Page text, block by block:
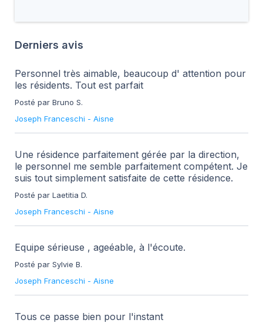
Derniers avis
Personnel très aimable, beaucoup d' attention pour
les résidents. Tout est parfait
Posté par Bruno S.
Joseph Franceschi - Aisne
Une résidence parfaitement gérée par la direction,
le personnel me semble parfaitement compétent. Je
suis tout simplement satisfaite de cette résidence.
Posté par Laetitia D.
Joseph Franceschi - Aisne
Equipe sérieuse , ageéable, à l'écoute.
Posté par Sylvie B.
Joseph Franceschi - Aisne
Tous ce passe bien pour l'instant